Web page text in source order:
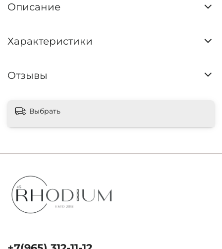
Описание
Характеристики
Отзывы
Выбрать